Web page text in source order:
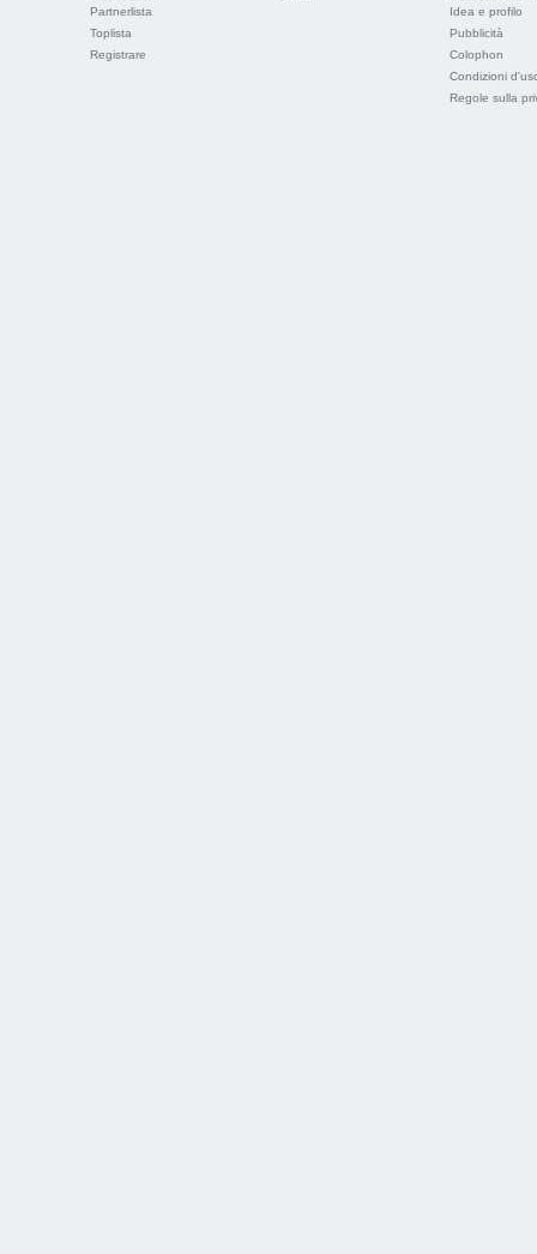
Partnerlista
Toplista
Registrare
Idea e profilo
Pubblicità
Colophon
Condizioni
Regole sulla